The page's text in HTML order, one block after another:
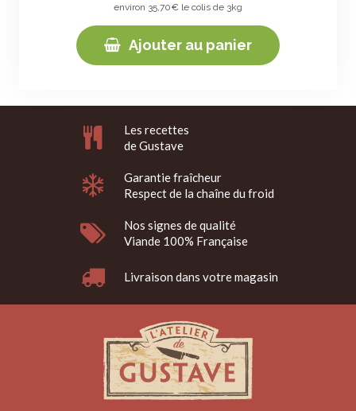
environ 35,70€ le colis de 3kg
Ajouter au panier
Les recettes
de Gustave
Garantie fraîcheur
Respect de la chaîne du froid
Nos signes de qualité
Viande 100% Française
Livraison dans votre magasin